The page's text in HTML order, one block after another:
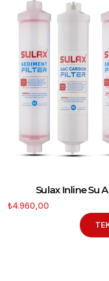
Sulax Inline Su
₺4.960,00